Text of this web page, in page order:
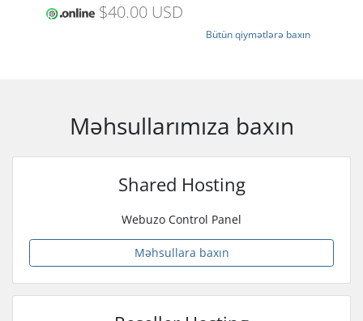
$40.00 USD
Bütün qiymətlərə baxın
Məhsullarımıza baxın
Shared Hosting
Webuzo Control Panel
Məhsullara baxın